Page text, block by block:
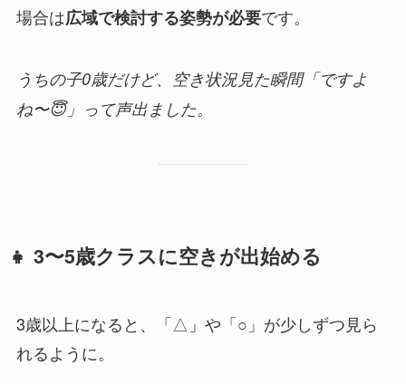
場合は広域で検討する姿勢が必要です。
うちの子0歳だけど、空き状況見た瞬間「ですよ
ね〜😇」って声出ました。
👧 3〜5歳クラスに空きが出始める
3歳以上になると、「△」や「○」が少しずつ見ら
れるように。